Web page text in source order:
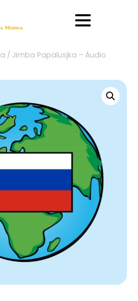
/ Jimba Papalusjka – Áudio